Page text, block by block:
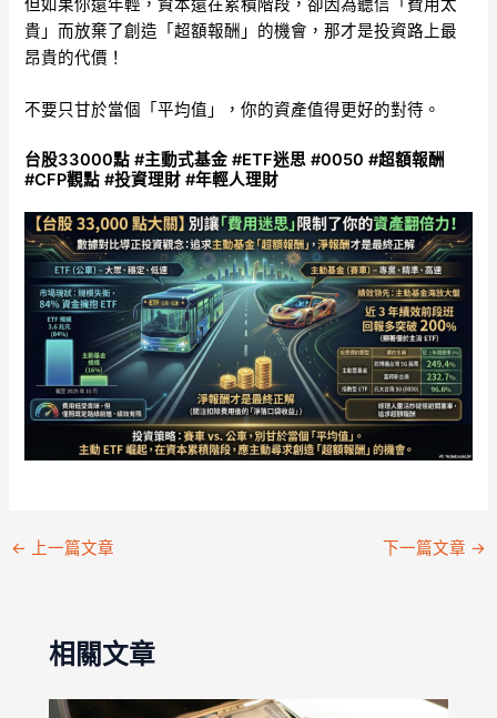
但如果你還年輕，資本還在累積階段，卻因為聽信「費用太
貴」而放棄了創造「超額報酬」的機會，那才是投資路上最
昂貴的代價！
不要只甘於當個「平均值」，你的資產值得更好的對待。
台股33000點 #主動式基金 #ETF迷思 #0050 #超額報酬
#CFP觀點 #投資理財 #年輕人理財
← 上一篇文章 下一篇文章 →
相關文章